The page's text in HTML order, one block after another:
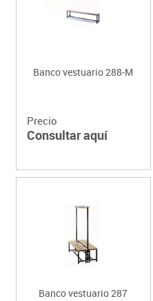
Banco vestuario 288-M
Precio
Consultar aquí
Banco vestuario 287